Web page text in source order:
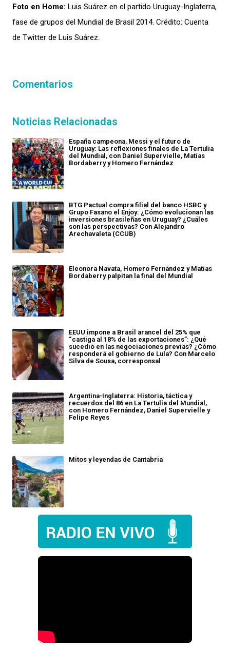
Foto en Home: Luis Suárez en el partido Uruguay-Inglaterra,
fase de grupos del Mundial de Brasil 2014. Crédito: Cuenta
de Twitter de Luis Suárez.
Comentarios
Noticias Relacionadas
España campeona, Messi y el futuro de
Uruguay: Las reflexiones finales de La Tertulia
del Mundial, con Daniel Supervielle, Matías
Bordaberry y Homero Fernández
BTG Pactual compra filial del banco HSBC y
Grupo Fasano el Enjoy: ¿Cómo evolucionan las
inversiones brasileñas en Uruguay? ¿Cuáles
son las perspectivas? Con Alejandro
Arechavaleta (CCUB)
Eleonora Navata, Homero Fernández y Matías
Bordaberry palpitan la final del Mundial
EEUU impone a Brasil arancel del 25% que
“castiga al 18% de las exportaciones”: ¿Qué
sucedió en las negociaciones previas? ¿Cómo
responderá el gobierno de Lula? Con Marcelo
Silva de Sousa, corresponsal
Argentina-Inglaterra: Historia, táctica y
recuerdos del 86 en La Tertulia del Mundial,
con Homero Fernández, Daniel Supervielle y
Felipe Reyes
Mitos y leyendas de Cantabria